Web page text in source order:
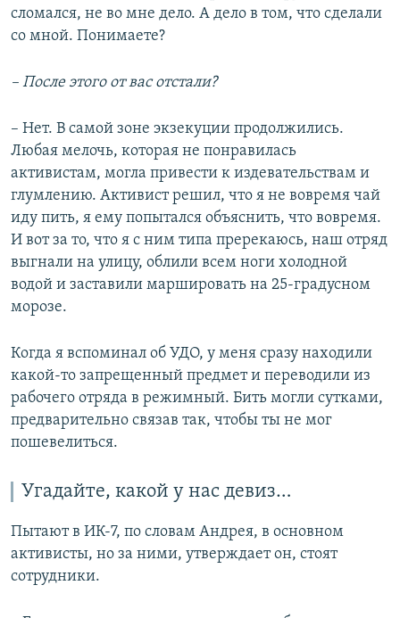
сломался, не во мне дело. А дело в том, что сделали
со мной. Понимаете?
– После этого от вас отстали?
– Нет. В самой зоне экзекуции продолжились.
Любая мелочь, которая не понравилась
активистам, могла привести к издевательствам и
глумлению. Активист решил, что я не вовремя чай
иду пить, я ему попытался объяснить, что вовремя.
И вот за то, что я с ним типа пререкаюсь, наш отряд
выгнали на улицу, облили всем ноги холодной
водой и заставили маршировать на 25-градусном
морозе.
Когда я вспоминал об УДО, у меня сразу находили
какой-то запрещенный предмет и переводили из
рабочего отряда в режимный. Бить могли сутками,
предварительно связав так, чтобы ты не мог
пошевелиться.
Угадайте, какой у нас девиз…
Пытают в ИК-7, по словам Андрея, в основном
активисты, но за ними, утверждает он, стоят
сотрудники.